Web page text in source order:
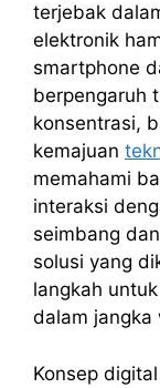
terjebak
elektronik
smartphone
berpengaruh
konsentrasi,
kemajuan
memahami
interaksi
seimbang
solusi yang
langkah
dalam
Konsep